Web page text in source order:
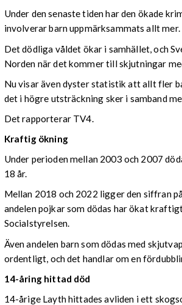
Under den senaste tiden har den ökade
involverar barn uppmärksammats allt mer.
Det dödliga våldet ökar i samhället, och
Norden när det kommer till skjutningar
Nu visar även dyster statistik att allt fler
det i högre utsträckning sker i samband
Det rapporterar TV4.
Kraftig ökning
Under perioden mellan 2003 och 2007
18 år.
Mellan 2018 och 2022 ligger den siffran
andelen pojkar som dödas har ökat
Socialstyrelsen.
Även andelen barn som dödas med
ordentligt, och det handlar om en
14-åring hittad död
14-årige Layth hittades avliden i ett